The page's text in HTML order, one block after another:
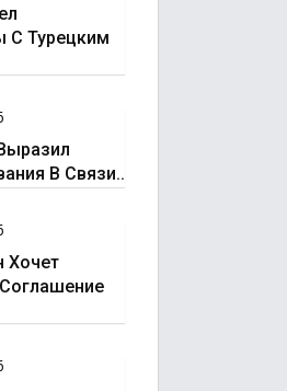
С Турецким
В Связи..
Хочет